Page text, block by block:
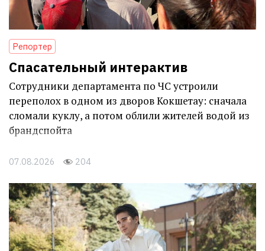
Репортер
Спасательный интерактив
Сотрудники департамента по ЧС устроили
переполох в одном из дворов Кокшетау: сначала
сломали куклу, а потом облили жителей водой из
брандспойта
07.08.2026 204